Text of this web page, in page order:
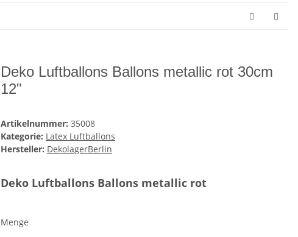
Deko Luftballons Ballons metallic rot 30cm
12"
Artikelnummer: 35008
Kategorie: Latex Luftballons
Hersteller: DekolagerBerlin
Deko Luftballons Ballons metallic rot
Menge